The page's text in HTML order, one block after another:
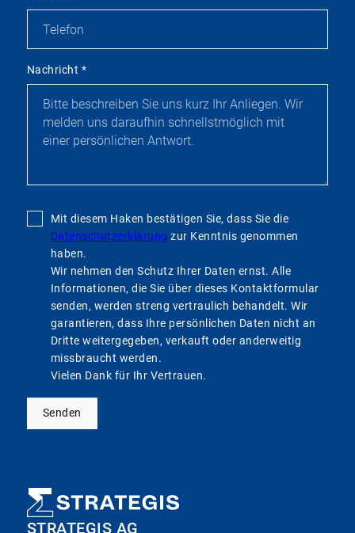
Nachricht *
Mit diesem Haken bestätigen Sie, dass Sie die
Datenschutzerklärung zur Kenntnis genommen
haben.
Wir nehmen den Schutz Ihrer Daten ernst. Alle
Informationen, die Sie über dieses Kontaktformular
senden, werden streng vertraulich behandelt. Wir
garantieren, dass Ihre persönlichen Daten nicht an
Dritte weitergegeben, verkauft oder anderweitig
missbraucht werden.
Vielen Dank für Ihr Vertrauen.
Senden
STRATEGIS AG